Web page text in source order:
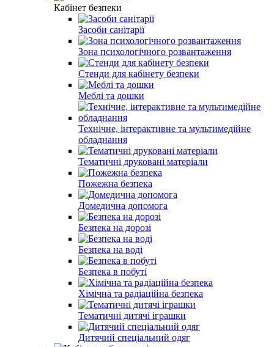
Кабінет безпеки
Засоби санітарії
Зона психологічного розвантаження
Стенди для кабінету безпеки
Меблі та дошки
Технічне, інтерактивне та мультимедійне
обладнання
Тематичні друковані матеріали
Пожежна безпека
Домедична допомога
Безпека на дорозі
Безпека на воді
Безпека в побуті
Хімічна та радіаційна безпека
Тематичні дитячі іграшки
Дитячий спеціальний одяг